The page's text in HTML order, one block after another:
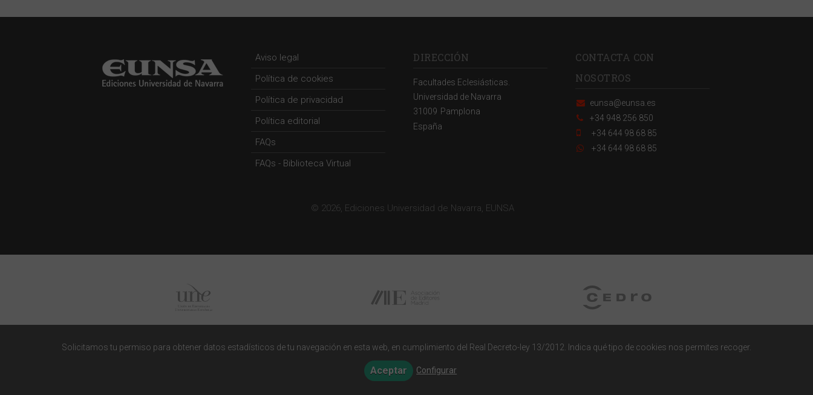
Aviso legal
Política de cookies
Política de privacidad
Política editorial
FAQs
FAQs - Biblioteca Virtual
DIRECCIÓN
Facultades Eclesiásticas.
Universidad de Navarra
31009 Pamplona
España
CONTACTA CON
NOSOTROS
eunsa@eunsa.es
+34 948 256 850
+34 644 98 68 85
+34 644 98 68 85
© 2026, Ediciones Universidad de Navarra, EUNSA
Solicitamos tu permiso para obtener datos estadísticos de tu navegación en esta web, en cumplimiento del Real Decreto-ley 13/2012. Indica qué tipo de cookies nos permites recoger.
Aceptar Configurar